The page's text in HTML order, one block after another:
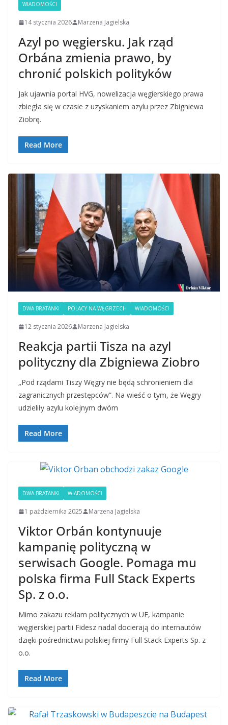
WIADOMOŚCI
14 stycznia 2026 Marzena Jagielska
Azyl po węgiersku. Jak rząd
Orbána zmienia prawo, by
chronić polskich polityków
Jak ujawnia portal HVG, nowelizacja węgierskiego prawa
zbiegła się w czasie z uzyskaniem azylu przez Zbigniewa
Ziobrę.
Read More
DWA BRATANKI POLACY NA WĘGRZECH WIADOMOŚCI
12 stycznia 2026 Marzena Jagielska
Reakcja partii Tisza na azyl
polityczny dla Zbigniewa Ziobro
„Pod rządami Tiszy Węgry nie będą schronieniem dla
zagranicznych przestępców”. Na wieść o tym, że Węgry
udzieliły azylu kolejnym dwóm
Read More
DWA BRATANKI WIADOMOŚCI
1 października 2025 Marzena Jagielska
Viktor Orbán kontynuuje
kampanię polityczną w
serwisach Google. Pomaga mu
polska firma Full Stack Experts
Sp. z o.o.
Mimo zakazu reklam politycznych w UE, kampanie
węgierskiej partii Fidesz nadal docierają do internautów
dzięki pośrednictwu polskiej firmy Full Stack Experts Sp. z
o.o.
Read More